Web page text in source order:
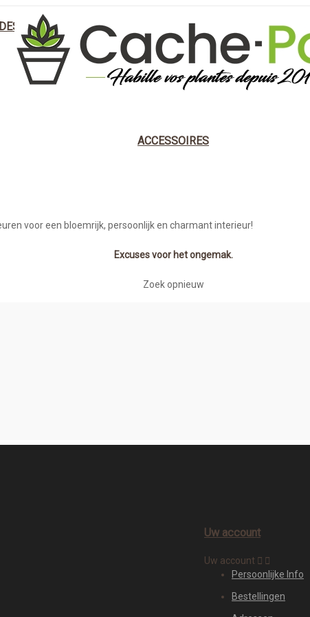
DESIGN NATUUR DONKER & GOTHIEK
ACCESSOIRES
voor een bloemrijk, persoonlijk en charmant interieur!
Excuses voor het ongemak.
Zoek opnieuw
Uw account
Uw account  
Persoonlijke Info
Bestellingen